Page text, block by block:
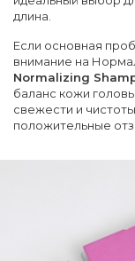
длина.
Если основная
внимание на
Normalizing
баланс кожи
свежести и
положительные